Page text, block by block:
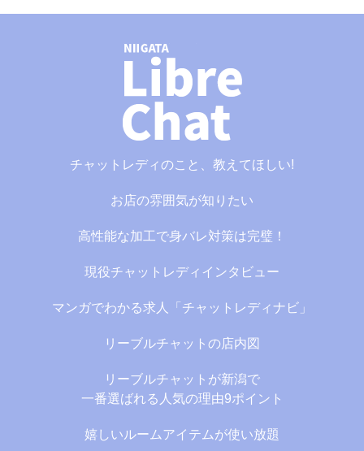
チャットレディのこと、教えてほしい!
お店の雰囲気が知りたい
高性能な加工で身バレ対策は完璧！
現役チャットレディインタビュー
マンガでわかる求人「チャットレディナビ」
リーブルチャットの店内図
リーブルチャットが新潟で
一番選ばれる人気の理由9ポイント
嬉しいルームアイテムが使い放題